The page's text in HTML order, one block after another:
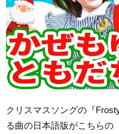
クリスマスソングの『
る曲の日本語版がこちらの